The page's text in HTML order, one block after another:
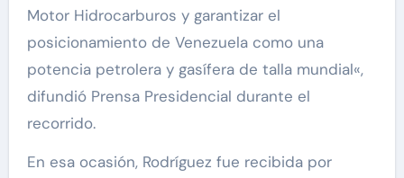
Motor Hidrocarburos y garantizar el
posicionamiento de Venezuela como una
potencia petrolera y gasífera de talla mundial«,
difundió Prensa Presidencial durante el
recorrido.
En esa ocasión, Rodríguez fue recibida por